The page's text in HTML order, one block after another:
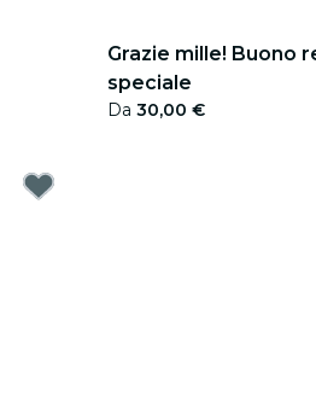
Grazie mille! Buono
speciale
Da 30,00 €